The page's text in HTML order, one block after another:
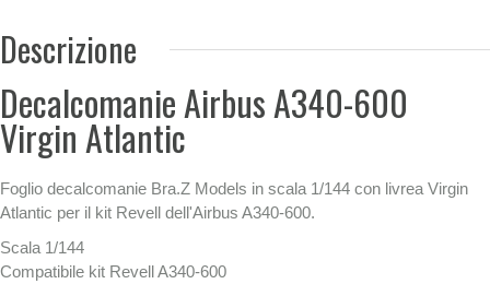
Descrizione
Decalcomanie Airbus A340-600
Virgin Atlantic
Foglio decalcomanie Bra.Z Models in scala 1/144 con livrea Virgin
Atlantic per il kit Revell dell'Airbus A340-600.
Scala 1/144
Compatibile kit Revell A340-600